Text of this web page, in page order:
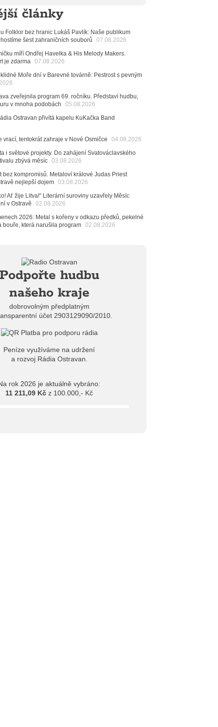
hudebního festivalu zbývá měsíc
Ostravy se vrací britští Modestep, vystoupí v
klubu Barrák
VIDEO
historky ze života ostravské kapely Verše:
baterek až po kuriózní krádež kláves
posledních vstupenek
Čeladná nabídne Olympic, Langerovou i
nově zaplatí už jen pomocí čipů
Tanja vydala nové EP Plamen VIDEO
Midnight v Rádiu Ostravan: Od minulého roku
naši show
AUDIO
Novou Osmičku míří Bára Zmeková Trio. Výrazná
alternativní scény zahraje ve Frýdku-Místku
Open Music: Klubová scéna na festivalu
i Beatles
články
Folklor bez hranic Lukáš Pavlík: Naše publikum
šest zahraničních souborů
07.08.2026
míří Ondřej Havelka & His Melody Makers.
je zdarma 07.08.2026
Moře dní v Barevné továrně: Pestrost s pevným
zveřejnila program 69. ročníku. Představí hudbu,
v mnoha podobách
05.08.2026
Ostravan přivítá kapelu KuKačka Band
vrací, tentokrát zahraje v Nové Osmičce
04.08.2026
i světové projekty. Do zahájení Svatováclavského
zbývá měsíc 03.08.2026
bez kompromisů. Metaloví králové Judas Priest
nejlepší dojem 03.08.2026
Ať žije Litva!“ Literární suroviny uzavřely Měsíc
v Ostravě
02.08.2026
2026: Metal s kořeny v odkazu předků, pekelné
bouře, která narušila program 02.08.2026
Podpořte hudbu
našeho kraje
dobrovolným předplatným
účet 2903129090/2010.
Peníze využíváme na udržení
a rozvoj Rádia Ostravan.
rok 2026 je aktuálně vybráno:
11 211,09 Kč z 100.000,- Kč